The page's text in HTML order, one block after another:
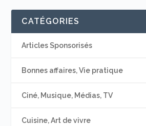
CATÉGORIES
Articles Sponsorisés
Bonnes affaires, Vie pratique
Ciné, Musique, Médias, TV
Cuisine, Art de vivre